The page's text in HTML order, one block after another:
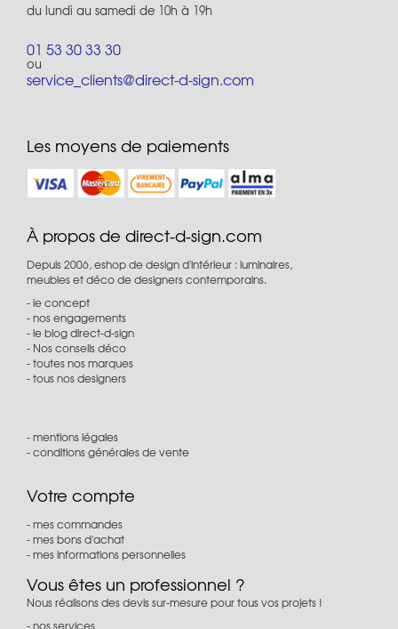
du lundi au samedi de 10h à 19h
01 53 30 33 30
ou
service_clients@direct-d-sign.com
Les moyens de paiements
À propos de direct-d-sign.com
Depuis 2006, eshop de design d'intérieur : luminaires,
meubles et déco de designers contemporains.
le concept
nos engagements
le blog direct-d-sign
Nos conseils déco
toutes nos marques
tous nos designers
mentions légales
conditions générales de vente
Votre compte
mes commandes
mes bons d'achat
mes informations personnelles
Vous êtes un professionnel ?
Nous réalisons des devis sur-mesure pour tous vos projets !
nos services